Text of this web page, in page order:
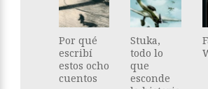
Por qué
escribí
estos ocho
cuentos
Stuka,
todo lo
que
esconde